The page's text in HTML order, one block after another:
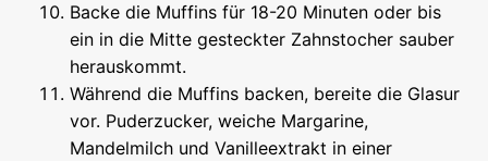
Backe die Muffins für 18-20 Minuten oder bis
ein in die Mitte gesteckter Zahnstocher sauber
herauskommt.
Während die Muffins backen, bereite die Glasur
vor. Puderzucker, weiche Margarine,
Mandelmilch und Vanilleextrakt in einer